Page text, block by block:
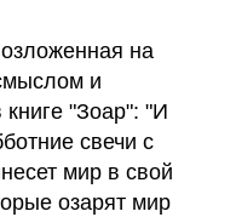
на
и
"Зоар": "И
свечи с
мир в свой
озарят мир